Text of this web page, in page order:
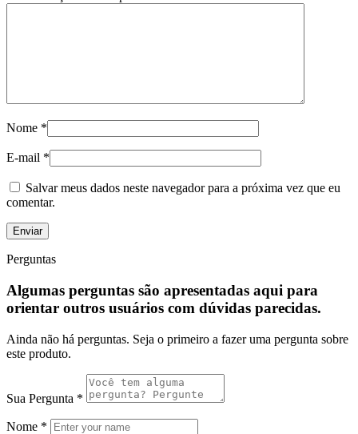
Nome *
E-mail *
Salvar meus dados neste navegador para a próxima vez que eu
comentar.
Perguntas
Algumas perguntas são apresentadas aqui para
orientar outros usuários com dúvidas parecidas.
Ainda não há perguntas. Seja o primeiro a fazer uma pergunta sobre
este produto.
Sua Pergunta *
Nome *